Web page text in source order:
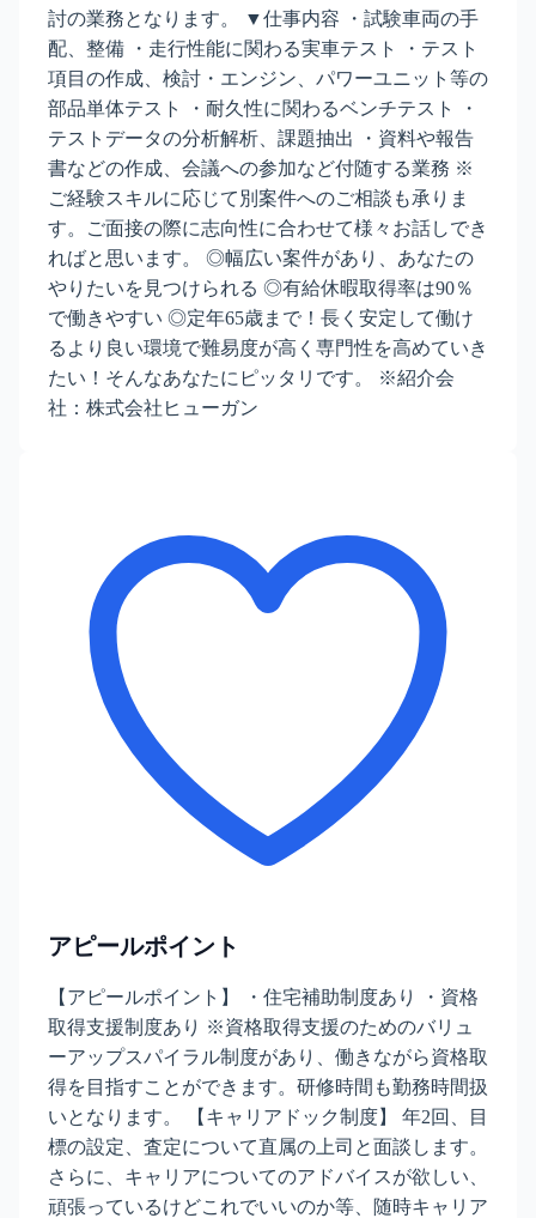
討の業務となります。 ▼仕事内容 ・試験車両の手
配、整備 ・走行性能に関わる実車テスト ・テスト
項目の作成、検討・エンジン、パワーユニット等の
部品単体テスト ・耐久性に関わるベンチテスト ・
テストデータの分析解析、課題抽出 ・資料や報告
書などの作成、会議への参加など付随する業務 ※
ご経験スキルに応じて別案件へのご相談も承りま
す。ご面接の際に志向性に合わせて様々お話しでき
ればと思います。 ◎幅広い案件があり、あなたの
やりたいを見つけられる ◎有給休暇取得率は90％
で働きやすい ◎定年65歳まで！長く安定して働け
るより良い環境で難易度が高く専門性を高めていき
たい！そんなあなたにピッタリです。 ※紹介会
社：株式会社ヒューガン
アピールポイント
【アピールポイント】 ・住宅補助制度あり ・資格
取得支援制度あり ※資格取得支援のためのバリュ
ーアップスパイラル制度があり、働きながら資格取
得を目指すことができます。研修時間も勤務時間扱
いとなります。 【キャリアドック制度】 年2回、目
標の設定、査定について直属の上司と面談します。
さらに、キャリアについてのアドバイスが欲しい、
頑張っているけどこれでいいのか等、随時キャリア